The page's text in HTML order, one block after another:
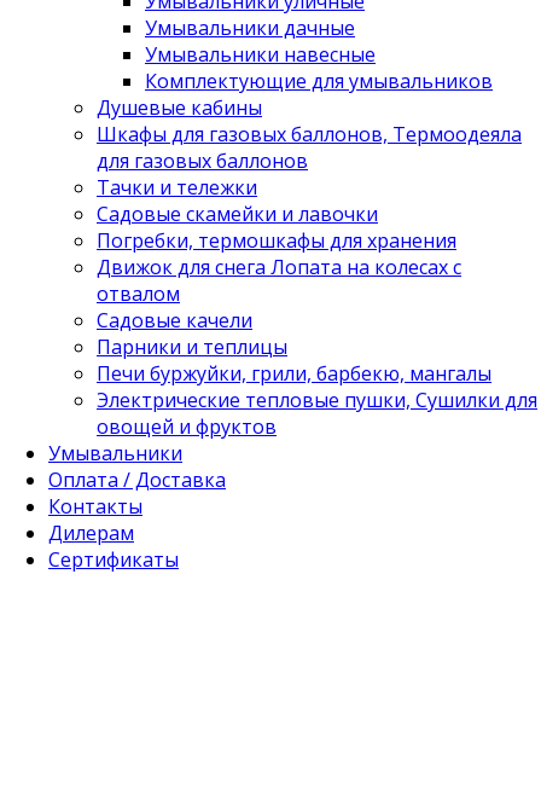
Умывальники дачные
Умывальники навесные
Комплектующие для умывальников
Душевые кабины
Шкафы для газовых баллонов, Термоодеяла
для газовых баллонов
Тачки и тележки
Садовые скамейки и лавочки
Погребки, термошкафы для хранения
Движок для снега Лопата на колесах с
отвалом
Садовые качели
Парники и теплицы
Печи буржуйки, грили, барбекю, мангалы
Электрические тепловые пушки, Сушилки для
овощей и фруктов
Умывальники
Оплата / Доставка
Контакты
Дилерам
Сертификаты